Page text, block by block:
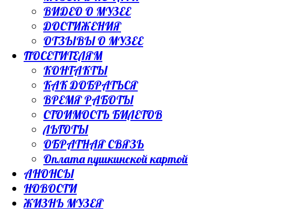
ВИДЕО О МУЗЕЕ
ДОСТИЖЕНИЯ
ОТЗЫВЫ О МУЗЕЕ
ПОСЕТИТЕЛЯМ
КОНТАКТЫ
КАК ДОБРАТЬСЯ
ВРЕМЯ РАБОТЫ
СТОИМОСТЬ БИЛЕТОВ
ЛЬГОТЫ
ОБРАТНАЯ СВЯЗЬ
Оплата пушкинской картой
АНОНСЫ
НОВОСТИ
ЖИЗНЬ МУЗЕЯ